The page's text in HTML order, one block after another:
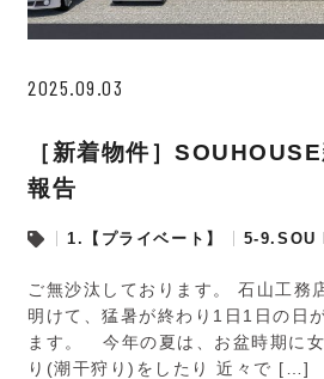
2025.09.03
［新着物件］
報告
1.【プライベート】 5-9.SOU
ご無沙汰しております。 石山工務
明けて、猛暑が終わり1日1日の日
ます。 今年の夏は、お盆時期に
り(潮干狩り)をしたり 近々で […]